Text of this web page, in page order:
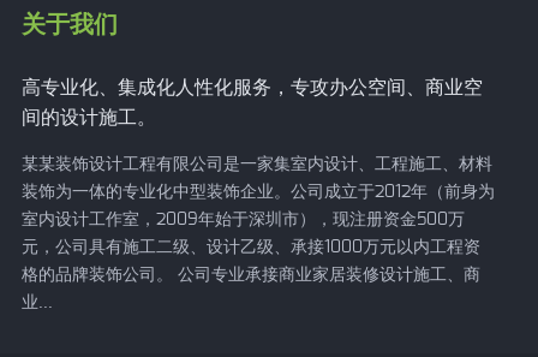
关于我们
高专业化、集成化人性化服务，专攻办公空间、商业空
间的设计施工。
某某装饰设计工程有限公司是一家集室内设计、工程施工、材料
装饰为一体的专业化中型装饰企业。公司成立于2012年（前身为
室内设计工作室，2009年始于深圳市），现注册资金500万
元，公司具有施工二级、设计乙级、承接1000万元以内工程资
格的品牌装饰公司。 公司专业承接商业家居装修设计施工、商
业...